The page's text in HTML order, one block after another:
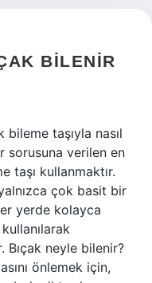
BILENIR
bileme taşıyla nasıl
sorusuna verilen en
taşı kullanmaktır.
çok basit bir
yerde kolayca
Bıçak neyle bilenir?
önlemek için,